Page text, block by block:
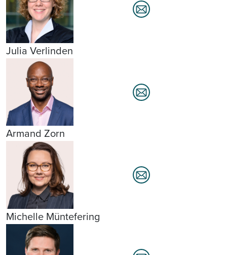
Julia Verlinden
Armand Zorn
Michelle Müntefering